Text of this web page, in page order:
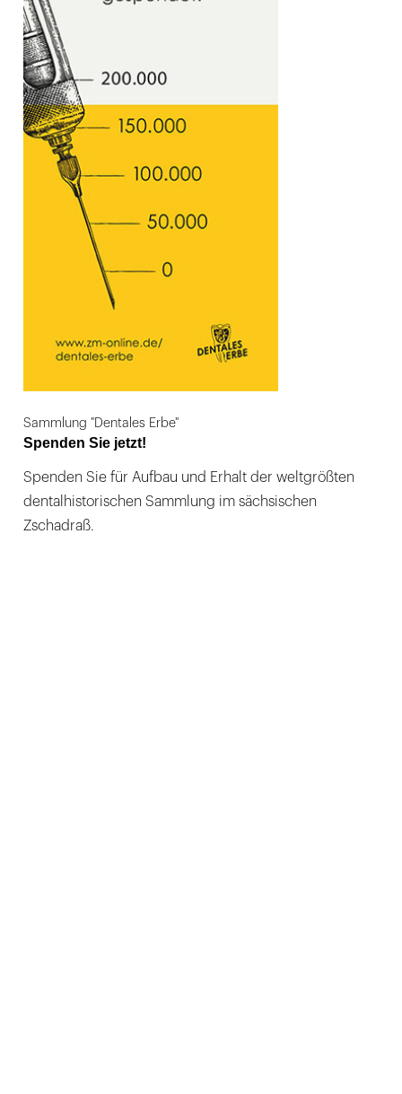
Sammlung "Dentales Erbe"
Spenden Sie jetzt!
Spenden Sie für Aufbau und Erhalt der weltgrößten
dentalhistorischen Sammlung im sächsischen
Zschadraß.